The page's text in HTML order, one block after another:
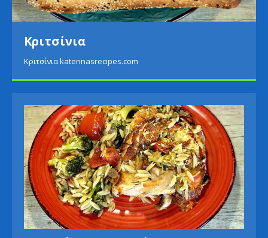
Κριτσίνια
Κριτσίνια katerinasrecipes.com